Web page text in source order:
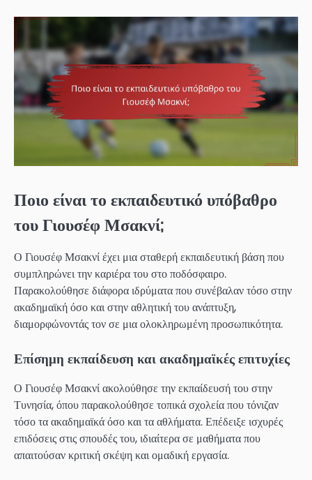
Ποιο είναι το εκπαιδευτικό υπόβαθρο
του Γιουσέφ Μσακνί;
Ο Γιουσέφ Μσακνί έχει μια σταθερή εκπαιδευτική βάση που
συμπληρώνει την καριέρα του στο ποδόσφαιρο.
Παρακολούθησε διάφορα ιδρύματα που συνέβαλαν τόσο στην
ακαδημαϊκή όσο και στην αθλητική του ανάπτυξη,
διαμορφώνοντάς τον σε μια ολοκληρωμένη προσωπικότητα.
Επίσημη εκπαίδευση και ακαδημαϊκές επιτυχίες
Ο Γιουσέφ Μσακνί ακολούθησε την εκπαίδευσή του στην
Τυνησία, όπου παρακολούθησε τοπικά σχολεία που τόνιζαν
τόσο τα ακαδημαϊκά όσο και τα αθλήματα. Επέδειξε ισχυρές
επιδόσεις στις σπουδές του, ιδιαίτερα σε μαθήματα που
απαιτούσαν κριτική σκέψη και ομαδική εργασία.